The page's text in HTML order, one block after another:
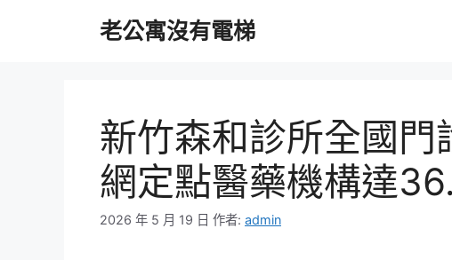
老公寓沒有電梯
新竹森和診所全國門
網定點醫藥機構達
2026 年 5 月 19 日 作者: admin